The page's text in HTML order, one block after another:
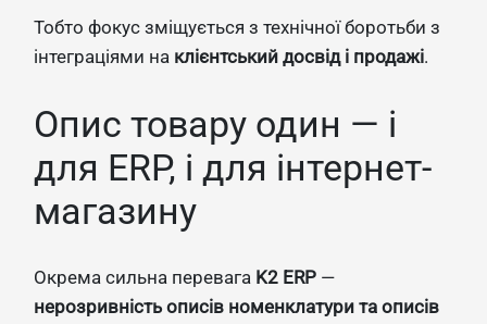
Тобто фокус зміщується з технічної боротьби з
інтеграціями на клієнтський досвід і продажі.
Опис товару один — і
для ERP, і для інтернет-
магазину
Окрема сильна перевага K2 ERP —
нерозривність описів номенклатури та описів